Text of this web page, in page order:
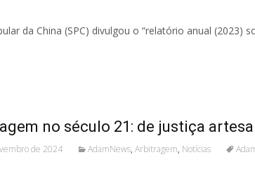
da China (SPC) divulgou o “relatório anual (2023)
no século 21: de justiça
de 2024 AdamNews, Arbitragem, Notícias